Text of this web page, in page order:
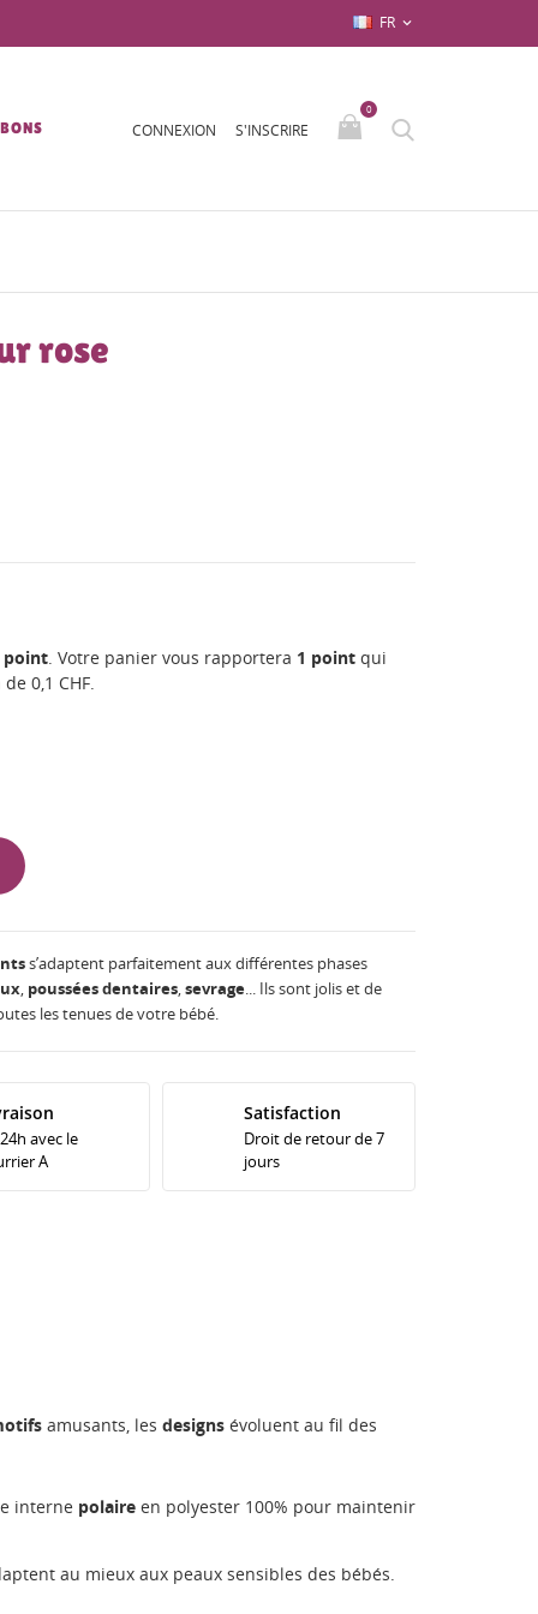
FR 
CONNEXION S'INSCRIRE
0
rose
point. Votre panier vous rapportera 1 pointqui
de 0,1 CHF.
s’adaptent parfaitement aux différentes phases
, pousséesdentaires,sevrage... Ils sont jolis et de
les tenues de votre bébé.
avec le
A
Satisfaction
Droit de retour de 7
jours
amusants, les designs évoluent au fil des
interne polaire en polyester 100% pour maintenir
au mieux aux peaux sensibles des bébés.